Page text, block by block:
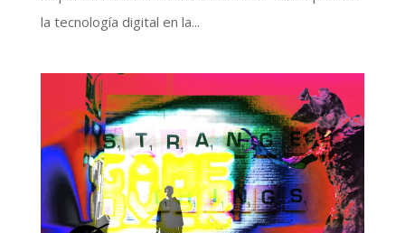
la tecnología digital en la...